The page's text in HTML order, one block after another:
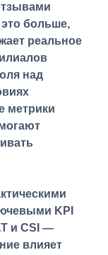
больше,
реальное
над
метрики
KPI
и CSI —
влияет